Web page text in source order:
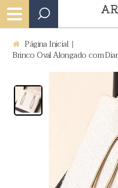
Página Inicial |
Brinco Oval Alongado com